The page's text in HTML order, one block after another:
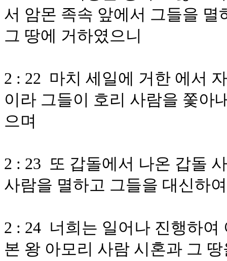
서 암몬 족속 앞에서 그들을
그 땅에 거하였으니
2 : 22 마치 세일에 거한 에서
이라 그들이 호리 사람을 쫓아
으며
2 : 23 또 갑돌에서 나온 갑돌
사람을 멸하고 그들을 대신하
2 : 24 너희는 일어나 진행하
본 왕 아모리 사람 시혼과 그